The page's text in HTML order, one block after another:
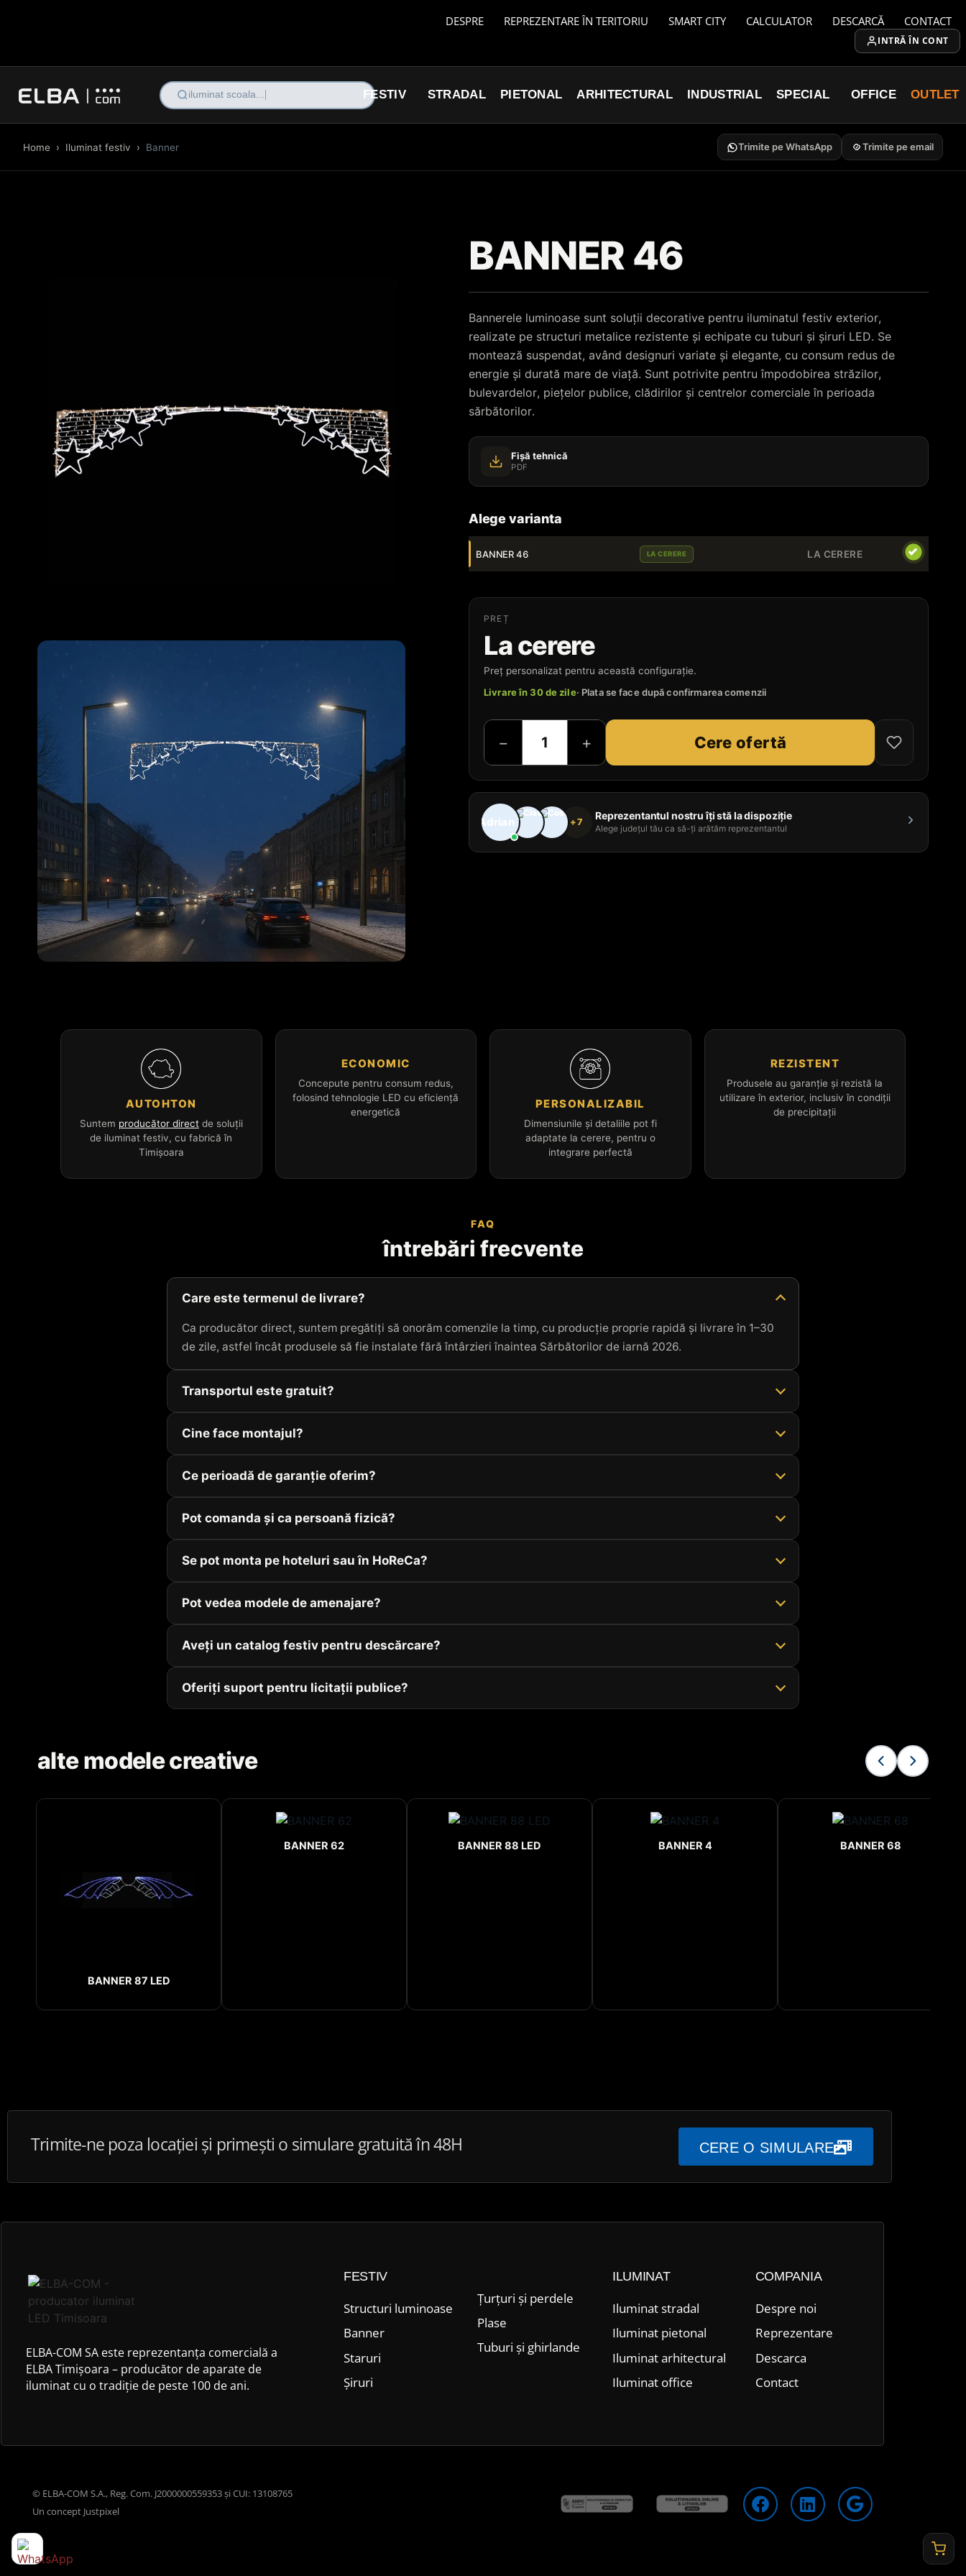
DESPRE REPREZENTARE ÎN TERITORIU SMART CITY CALCULATOR DESCARCĂ CONTACT
INTRĂ ÎN CONT
ilumin FESTIV STRADAL PIETONAL ARHITECTURAL INDUSTRIAL SPECIAL OFFICE OUTLET
Home › Iluminat festiv › Banner Trimite pe WhatsApp Trimite pe email
BANNER 46
Bannerele luminoase sunt soluții decorative pentru iluminatul festiv exterior,
realizate pe structuri metalice rezistente și echipate cu tuburi și șiruri LED. Se
montează suspendat, având designuri variate și elegante, cu consum redus de
energie și durată mare de viață. Sunt potrivite pentru împodobirea străzilor,
bulevardelor, piețelor publice, clădirilor și centrelor comerciale în perioada
sărbătorilor.
Fișă tehnică
PDF
Alege varianta
BANNER 46 LA CERERE LA CERERE
PREȚ
La cerere
Preț personalizat pentru această configurație.
Livrare în 30 de zile· Plata se face după confirmarea comenzii
− + Cere ofertă
+7
Reprezentantul nostru îți stă la dispoziție
Alege județul tău ca să-ți arătăm reprezentantul
AUTOHTON
Suntem producător directde soluții
de iluminat festiv, cu fabrică în
Timișoara
ECONOMIC
Concepute pentru consum redus,
folosind tehnologie LED cu eficiență
energetică
PERSONALIZABIL
Dimensiunile și detaliile pot fi
adaptate la cerere, pentru o
integrare perfectă
REZISTENT
Produsele au garanție și rezistă la
utilizare în exterior, inclusiv în condiții
de precipitații
FAQ
întrebări frecvente
Care este termenul de livrare?
Ca producător direct, suntem pregătiți să onorăm comenzile la timp, cu producție proprie rapidă și livrare în 1–30
de zile, astfel încât produsele să fie instalate fără întârzieri înaintea Sărbătorilor de iarnă 2026.
Transportul este gratuit?
Cine face montajul?
Ce perioadă de garanție oferim?
Pot comanda și ca persoană fizică?
Se pot monta pe hoteluri sau în HoReCa?
Pot vedea modele de amenajare?
Aveți un catalog festiv pentru descărcare?
Oferiți suport pentru licitații publice?
alte modele creative
BANNER 87 LED
BANNER 62 BANNER 88 LED BANNER 4 BANNER 68
Trimite-ne poza locației și primești o simulare gratuită în 48H CERE O SIMULARE
ELBA-COM SA este reprezentanța comercială a
ELBA Timișoara – producător de aparate de
iluminat cu o tradiție de peste 100 de ani.
FESTIV
Structuri luminoase
Banner
Staruri
Șiruri
Țurțuri și perdele
Plase
Tuburi și ghirlande
ILUMINAT
Iluminat stradal
Iluminat pietonal
Iluminat arhitectural
Iluminat office
COMPANIA
Despre noi
Reprezentare
Descarca
Contact
© ELBA-COM S.A., Reg. Com. J2000000559353 și CUI: 13108765
Un concept Justpixel